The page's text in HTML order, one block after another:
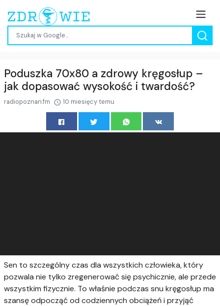
Poduszka 70x80 a zdrowy kręgosłup –
jak dopasować wysokość i twardość?
radiopoznan.fm 10 miesięcy temu
Sen to szczególny czas dla wszystkich człowieka, który
pozwala nie tylko zregenerować się psychicznie, ale przede
wszystkim fizycznie. To właśnie podczas snu kręgosłup ma
szansę odpocząć od codziennych obciążeń i przyjąć